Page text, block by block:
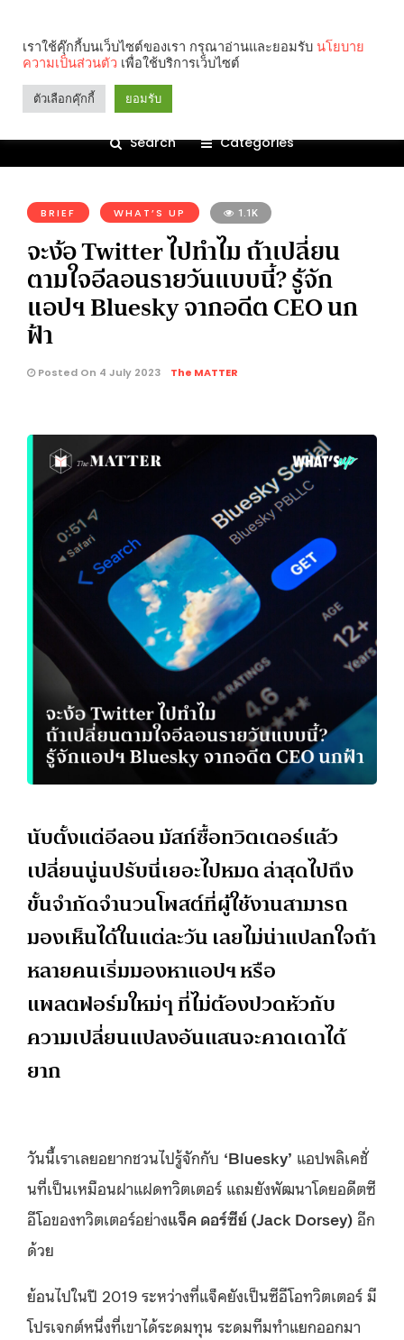
Search Categories
BRIEF WHAT’S UP 1.1K
จะง้อ Twitter ไปทำไม ถ้าเปลี่ยน
ตามใจอีลอนรายวันแบบนี้? รู้จัก
แอปฯ Bluesky จากอดีต CEO นก
ฟ้า
Posted On 4 July 2023 The MATTER
นับตั้งแต่อีลอน มัสก์ซื้อทวิตเตอร์แล้ว
เปลี่ยนนู่นปรับนี่เยอะไปหมด ล่าสุดไปถึง
ขั้นจำกัดจำนวนโพสต์ที่ผู้ใช้งานสามารถ
มองเห็นได้ในแต่ละวัน เลยไม่น่าแปลกใจถ้า
หลายคนเริ่มมองหาแอปฯ หรือ
แพลตฟอร์มใหม่ๆ ที่ไม่ต้องปวดหัวกับ
ความเปลี่ยนแปลงอันแสนจะคาดเดาได้
ยาก
วันนี้เราเลยอยากชวนไปรู้จักกับ ‘Bluesky’ แอปพลิเคชั่
นที่เป็นเหมือนฝาแฝดทวิตเตอร์ แถมยังพัฒนาโดยอดีตซี
อีโอของทวิตเตอร์อย่างแจ็ค ดอร์ซีย์ (Jack Dorsey) อีก
ด้วย
ย้อนไปในปี 2019 ระหว่างที่แจ็คยังเป็นซีอีโอทวิตเตอร์ มี
โปรเจกต์หนึ่งที่เขาได้ระดมทุน ระดมทีมทำแยกออกมา
เราใช้คุ๊กกี้บนเว็บไซต์ของเรา กรุณาอ่านและยอมรับ นโยบาย
ความเป็นส่วนตัว เพื่อใช้บริการเว็บไซต์
ตัวเลือกคุ๊กกี้ ยอมรับ